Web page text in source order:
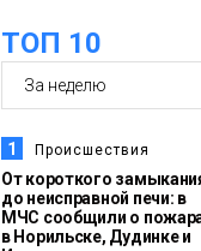
14:36
Плато
Путорана
На
ТОП 10
1 Происшествия
От короткого
до неисправной печи: в
МЧС сообщили о
в Норильске, Дудинке и